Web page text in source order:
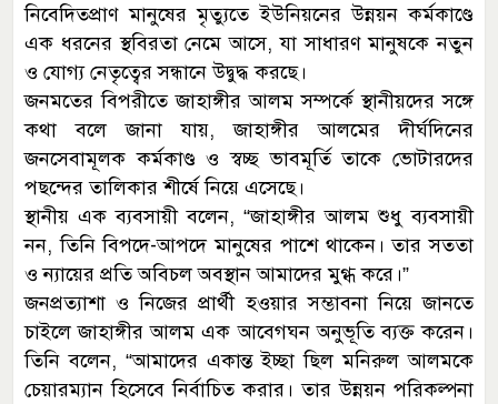
নিবেদিতপ্রাণ মানুষের মৃত্যুতে ইউনিয়নের উন্নয়ন কর্মকাণ্ডে
এক ধরনের স্থবিরতা নেমে আসে, যা সাধারণ মানুষকে নতুন
ও যোগ্য নেতৃত্বের সন্ধানে উদ্বুদ্ধ করছে।
জনমতের বিপরীতে জাহাঙ্গীর আলম সম্পর্কে স্থানীয়দের সঙ্গে
কথা বলে জানা যায়, জাহাঙ্গীর আলমের দীর্ঘদিনের
জনসেবামূলক কর্মকাণ্ড ও স্বচ্ছ ভাবমূর্তি তাকে ভোটারদের
পছন্দের তালিকার শীর্ষে নিয়ে এসেছে।
স্থানীয় এক ব্যবসায়ী বলেন, “জাহাঙ্গীর আলম শুধু ব্যবসায়ী
নন, তিনি বিপদে-আপদে মানুষের পাশে থাকেন। তার সততা
ও ন্যায়ের প্রতি অবিচল অবস্থান আমাদের মুগ্ধ করে।”
জনপ্রত্যাশা ও নিজের প্রার্থী হওয়ার সম্ভাবনা নিয়ে জানতে
চাইলে জাহাঙ্গীর আলম এক আবেগঘন অনুভূতি ব্যক্ত করেন।
তিনি বলেন, “আমাদের একান্ত ইচ্ছা ছিল মনিরুল আলমকে
চেয়ারম্যান হিসেবে নির্বাচিত করার। তার উন্নয়ন পরিকল্পনা